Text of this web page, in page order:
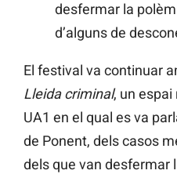
desfermar la
d’alguns de
El festival va continuar
Lleida criminal, un espai
UA1 en el qual es va
de Ponent, dels casos
dels que van desfermar